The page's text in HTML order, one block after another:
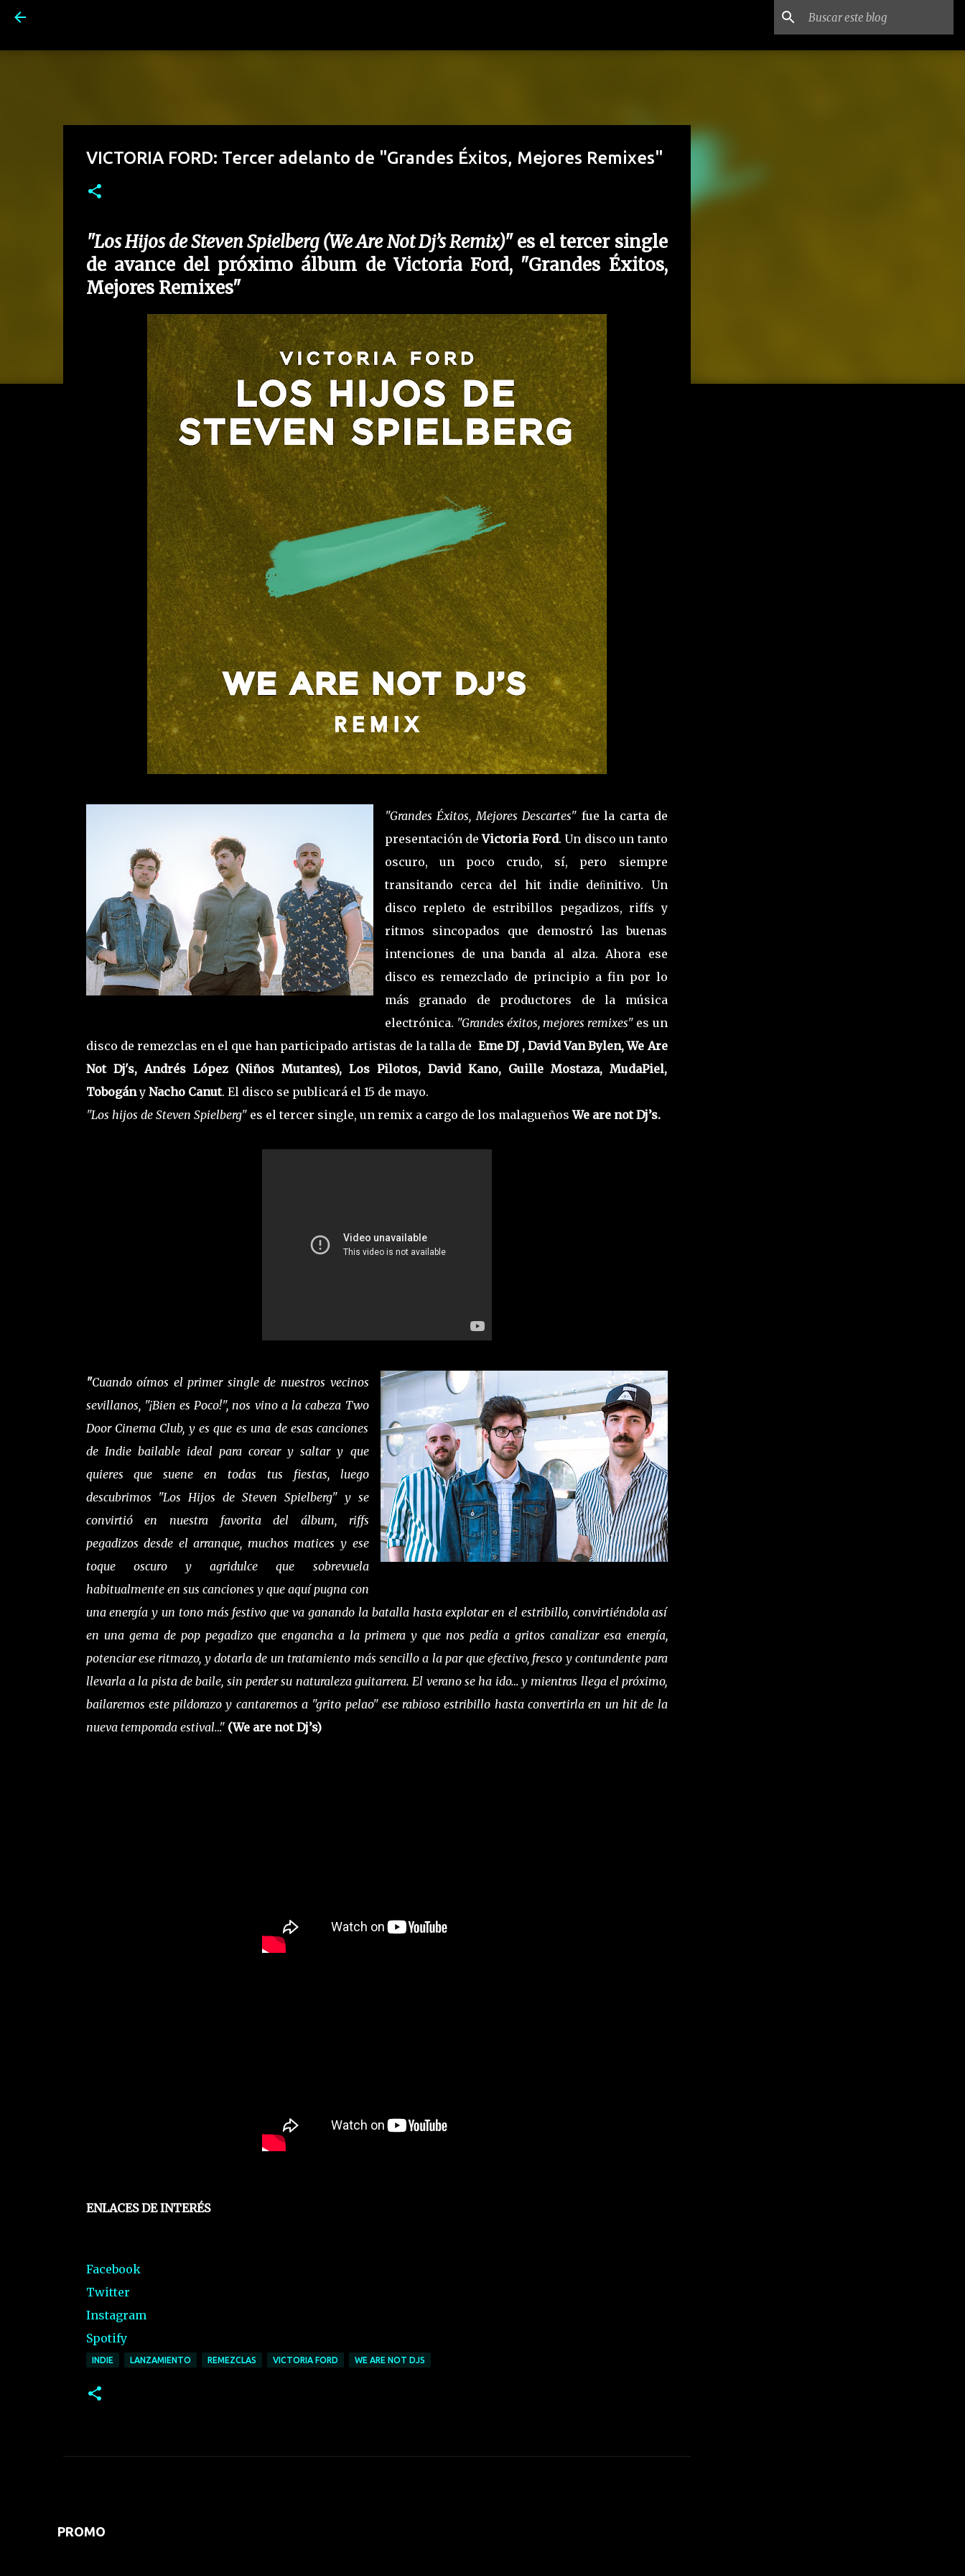
VICTORIA FORD: Tercer adelanto de "Grandes Éxitos, Mejores Remixes"
"Los Hijos de Steven Spielberg (We Are Not Dj’s Remix)"es el tercer single
de avance del próximo álbum de Victoria Ford, "Grandes Éxitos,
Mejores Remixes"
"Grandes Éxitos, Mejores Descartes" fue la carta de
presentación deVictoria Ford. Un disco un tanto
oscuro, un poco crudo, sí, pero siempre
transitando cerca del hit indie deﬁnitivo. Un
disco repleto de estribillos pegadizos, riffs y
ritmos sincopados que demostró las buenas
intenciones de una banda al alza. Ahora ese
disco es remezclado de principio a fin por lo
más granado de productores de la música
electrónica. "Grandes éxitos, mejores remixes" es un
disco de remezclas en el que han participado artistas de la talla de Eme DJ , David Van Bylen, We Are
Not Dj's, Andrés López (Niños Mutantes), Los Pilotos, David Kano, Guille Mostaza, MudaPiel,
Tobogány Nacho Canut. El disco se publicará el 15 de mayo.
"Los hijos de Steven Spielberg" es el tercer single, un remix a cargo de los malagueñosWe are not Dj’s.
"Cuando oímos el primer single de nuestros vecinos
sevillanos, "¡Bien es Poco!", nos vino a la cabeza Two
Door Cinema Club, y es que es una de esas canciones
de Indie bailable ideal para corear y saltar y que
quieres que suene en todas tus fiestas, luego
descubrimos "Los Hijos de Steven Spielberg" y se
convirtió en nuestra favorita del álbum, riffs
pegadizos desde el arranque, muchos matices y ese
toque oscuro y agridulce que sobrevuela
habitualmente en sus canciones y que aquí pugna con
una energía y un tono más festivo que va ganando la batalla hasta explotar en el estribillo, convirtiéndola así
en una gema de pop pegadizo que engancha a la primera y que nos pedía a gritos canalizar esa energía,
potenciar ese ritmazo, y dotarla de un tratamiento más sencillo a la par que efectivo, fresco y contundente para
llevarla a la pista de baile, sin perder su naturaleza guitarrera. El verano se ha ido… y mientras llega el próximo,
bailaremos este pildorazo y cantaremos a "grito pelao" ese rabioso estribillo hasta convertirla en un hit de la
nueva temporada estival…" (We are not Dj’s)
ENLACES DE INTERÉS
Facebook
Twitter
Instagram
Spotify
INDIE LANZAMIENTO REMEZCLAS VICTORIA FORD WE ARE NOT DJS
PROMO